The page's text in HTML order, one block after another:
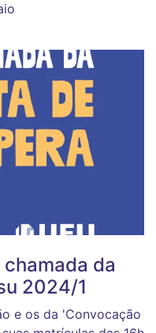
da
2024/1
e os da 'Convocação